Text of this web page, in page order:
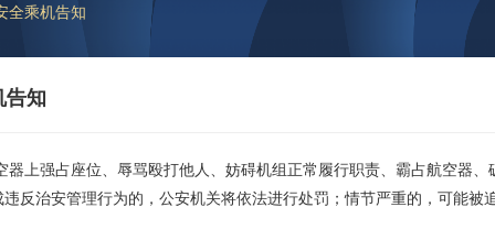
全乘机告知
告知
强占座位、辱骂殴打他人、妨碍机组正常履行职责、霸占航空器、
反治安管理行为的，公安机关将依法进行处罚；情节严重的，可能被